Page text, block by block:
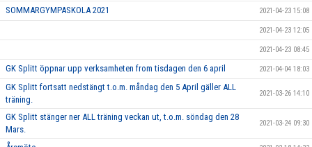
SOMMARGYMPASKOLA 2021 2021-04-23 15:08
2021-04-23 12:05
2021-04-23 08:45
GK Splitt öppnar upp verksamheten from tisdagen den 6 april 2021-04-04 18:03
GK Splitt fortsatt nedstängt t.o.m. måndag den 5 April gäller ALL
träning.
2021-03-26 14:10
GK Splitt stänger ner ALL träning veckan ut, t.o.m. söndag den 28
Mars.
2021-03-24 09:30